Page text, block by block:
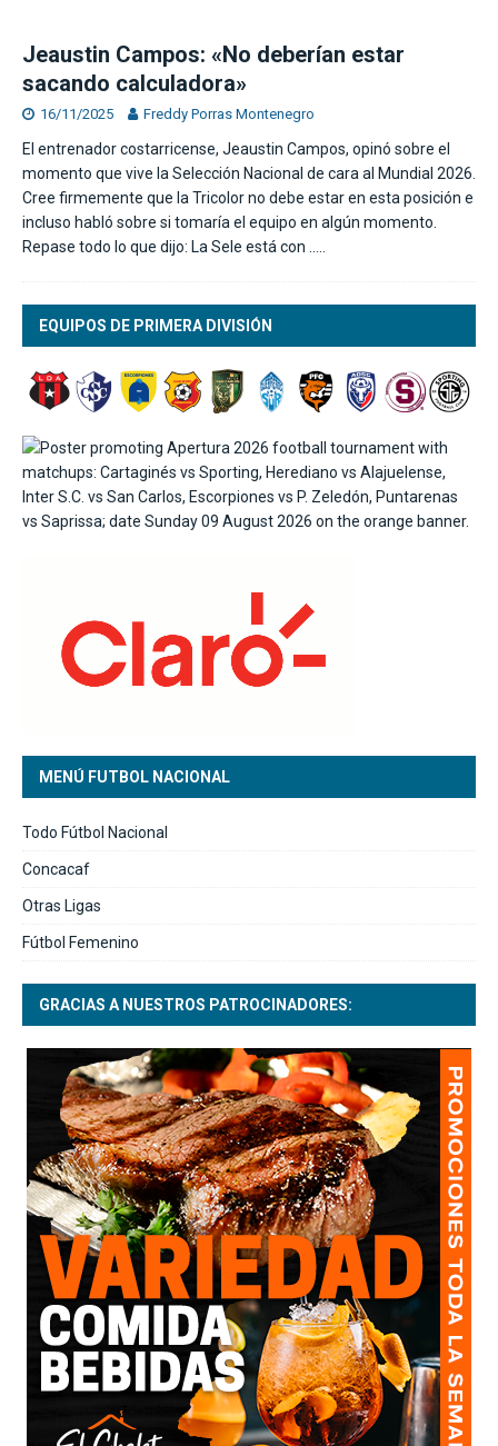
Jeaustin Campos: «No deberían estar
sacando calculadora»
16/11/2025 Freddy Porras Montenegro
El entrenador costarricense, Jeaustin Campos, opinó sobre el
momento que vive la Selección Nacional de cara al Mundial 2026.
Cree firmemente que la Tricolor no debe estar en esta posición e
incluso habló sobre si tomaría el equipo en algún momento.
Repase todo lo que dijo: La Sele está con
EQUIPOS DE PRIMERA DIVISIÓN
MENÚ FUTBOL NACIONAL
Todo Fútbol Nacional
Concacaf
Otras Ligas
Fútbol Femenino
GRACIAS A NUESTROS PATROCINADORES: